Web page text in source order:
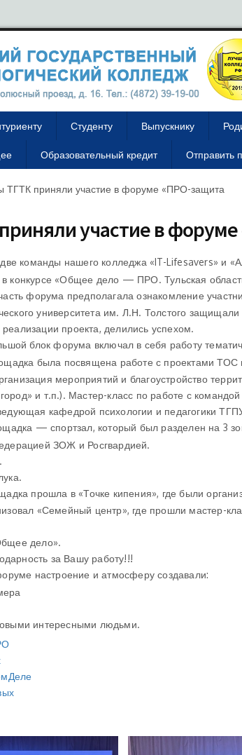
Студенту Выпускнику
Образовательный кредит Отправить
ТГТК приняли участие в форуме «ПРО-защита
участие в
команды нашего колледжа «IT-Lifesavers» и
в конкурсе «Общее дело — ПРО. Тульская
форума предполагала ознакомление
университета им. Л.Н. Толстого
проекта, делились успехом.
блок форума включал в себя работу
была посвящена работе с проектами ТОС
мероприятий и благоустройство
и т.п.). Мастер-класс по работе с
кафедрой психологии и педагогики
— спортзал, который был разделен на 3
ЗОЖ и Росгвардией.
прошла в «Точке кипения», где были
«Семейный центр», где прошли мастер-
дело».
за Вашу работу!!!
настроение и атмосферу создавали:
интересными людьми.